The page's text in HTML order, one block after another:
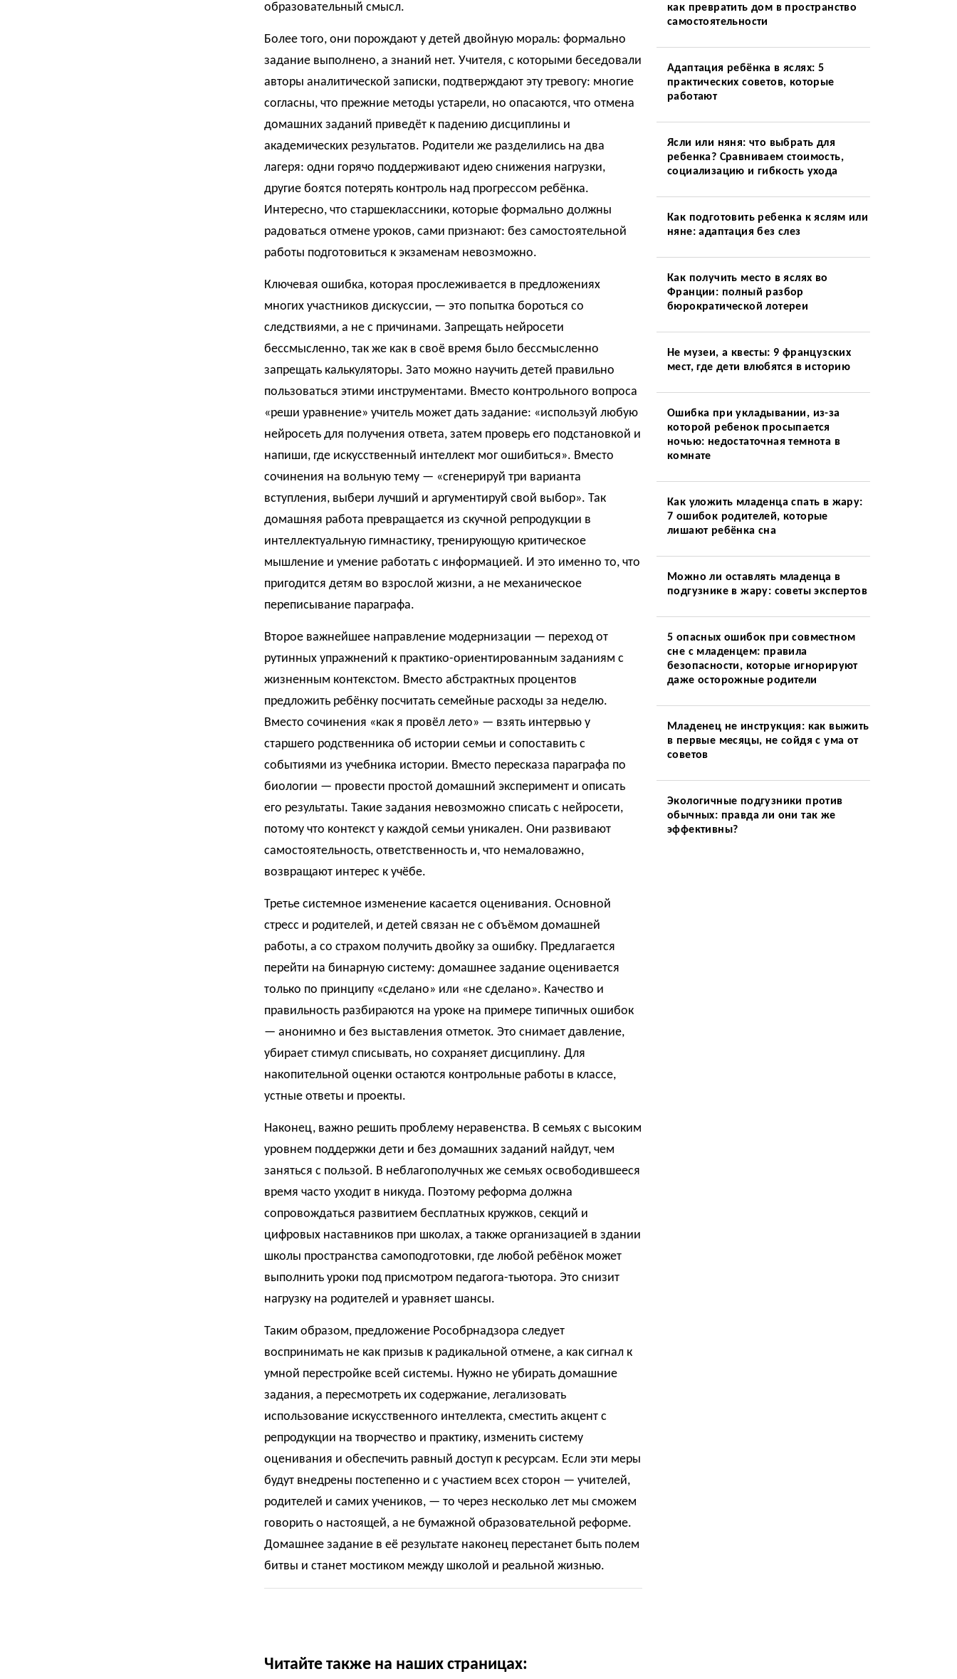
образовательный смысл.
Более того, они порождают у детей двойную мораль: формально
задание выполнено, а знаний нет. Учителя, с которыми беседовали
авторы аналитической записки, подтверждают эту тревогу: многие
согласны, что прежние методы устарели, но опасаются, что отмена
домашних заданий приведёт к падению дисциплины и
академических результатов. Родители же разделились на два
лагеря: одни горячо поддерживают идею снижения нагрузки,
другие боятся потерять контроль над прогрессом ребёнка.
Интересно, что старшеклассники, которые формально должны
радоваться отмене уроков, сами признают: без самостоятельной
работы подготовиться к экзаменам невозможно.
Ключевая ошибка, которая прослеживается в предложениях
многих участников дискуссии, — это попытка бороться со
следствиями, а не с причинами. Запрещать нейросети
бессмысленно, так же как в своё время было бессмысленно
запрещать калькуляторы. Зато можно научить детей правильно
пользоваться этими инструментами. Вместо контрольного вопроса
«реши уравнение» учитель может дать задание: «используй любую
нейросеть для получения ответа, затем проверь его подстановкой и
напиши, где искусственный интеллект мог ошибиться». Вместо
сочинения на вольную тему — «сгенерируй три варианта
вступления, выбери лучший и аргументируй свой выбор». Так
домашняя работа превращается из скучной репродукции в
интеллектуальную гимнастику, тренирующую критическое
мышление и умение работать с информацией. И это именно то, что
пригодится детям во взрослой жизни, а не механическое
переписывание параграфа.
Второе важнейшее направление модернизации — переход от
рутинных упражнений к практико-ориентированным заданиям с
жизненным контекстом. Вместо абстрактных процентов
предложить ребёнку посчитать семейные расходы за неделю.
Вместо сочинения «как я провёл лето» — взять интервью у
старшего родственника об истории семьи и сопоставить с
событиями из учебника истории. Вместо пересказа параграфа по
биологии — провести простой домашний эксперимент и описать
его результаты. Такие задания невозможно списать с нейросети,
потому что контекст у каждой семьи уникален. Они развивают
самостоятельность, ответственность и, что немаловажно,
возвращают интерес к учёбе.
Третье системное изменение касается оценивания. Основной
стресс и родителей, и детей связан не с объёмом домашней
работы, а со страхом получить двойку за ошибку. Предлагается
перейти на бинарную систему: домашнее задание оценивается
только по принципу «сделано» или «не сделано». Качество и
правильность разбираются на уроке на примере типичных ошибок
— анонимно и без выставления отметок. Это снимает давление,
убирает стимул списывать, но сохраняет дисциплину. Для
накопительной оценки остаются контрольные работы в классе,
устные ответы и проекты.
Наконец, важно решить проблему неравенства. В семьях с высоким
уровнем поддержки дети и без домашних заданий найдут, чем
заняться с пользой. В неблагополучных же семьях освободившееся
время часто уходит в никуда. Поэтому реформа должна
сопровождаться развитием бесплатных кружков, секций и
цифровых наставников при школах, а также организацией в здании
школы пространства самоподготовки, где любой ребёнок может
выполнить уроки под присмотром педагога-тьютора. Это снизит
нагрузку на родителей и уравняет шансы.
Таким образом, предложение Рособрнадзора следует
воспринимать не как призыв к радикальной отмене, а как сигнал к
умной перестройке всей системы. Нужно не убирать домашние
задания, а пересмотреть их содержание, легализовать
использование искусственного интеллекта, сместить акцент с
репродукции на творчество и практику, изменить систему
оценивания и обеспечить равный доступ к ресурсам. Если эти меры
будут внедрены постепенно и с участием всех сторон — учителей,
родителей и самих учеников, — то через несколько лет мы сможем
говорить о настоящей, а не бумажной образовательной реформе.
Домашнее задание в её результате наконец перестанет быть полем
битвы и станет мостиком между школой и реальной жизнью.
Читайте также на наших страницах:
как превратить дом в пространство
самостоятельности
Адаптация ребёнка в яслях: 5
практических советов, которые
работают
Ясли или няня: что выбрать для
ребенка? Сравниваем стоимость,
социализацию и гибкость ухода
Как подготовить ребенка к яслям или
няне: адаптация без слез
Как получить место в яслях во
Франции: полный разбор
бюрократической лотереи
Не музеи, а квесты: 9 французских
мест, где дети влюбятся в историю
Ошибка при укладывании, из-за
которой ребенок просыпается
ночью: недостаточная темнота в
комнате
Как уложить младенца спать в жару:
7 ошибок родителей, которые
лишают ребёнка сна
Можно ли оставлять младенца в
подгузнике в жару: советы экспертов
5 опасных ошибок при совместном
сне с младенцем: правила
безопасности, которые игнорируют
даже осторожные родители
Младенец не инструкция: как выжить
в первые месяцы, не сойдя с ума от
советов
Экологичные подгузники против
обычных: правда ли они так же
эффективны?